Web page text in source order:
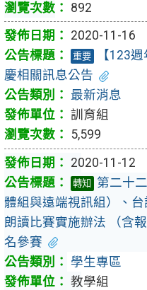
892
2020-11-16
重要
【123
慶相關訊息公告
最新消息
訓育組
5,599
2020-11-12
轉知
第二十
體組與遠端視訊組）、
朗讀比賽實施辦法 （含
名參賽
學生專區
教學組